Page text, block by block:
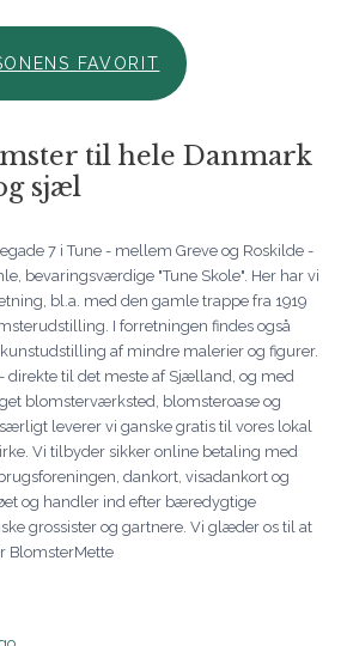
FAVORIT
til hele Danmark
sjæl
7 i Tune - mellem Greve og Roskilde -
bevaringsværdige "Tune Skole". Her har vi
bl.a. med den gamle trappe fra 1919
I forretningen findes også
af mindre malerier og figurer.
direkte til det meste af Sjælland, og med
blomsterværksted, blomsteroase og
leverer vi ganske gratis til vores lokal
Vi tilbyder sikker online betaling med
dankort, visadankort og
og handler ind efter bæredygtige
grossister og gartnere. Vi glæder os til at
BlomsterMette